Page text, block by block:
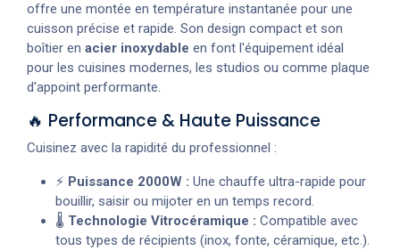
offre une montée en température instantanée pour une
cuisson précise et rapide. Son design compact et son
boîtier en acier inoxydable en font l'équipement idéal
pour les cuisines modernes, les studios ou comme plaque
d'appoint performante.
🔥 Performance & Haute Puissance
Cuisinez avec la rapidité du professionnel :
⚡ Puissance 2000W : Une chauffe ultra-rapide pour
bouillir, saisir ou mijoter en un temps record.
🌡️ Technologie Vitrocéramique : Compatible avec
tous types de récipients (inox, fonte, céramique, etc.).